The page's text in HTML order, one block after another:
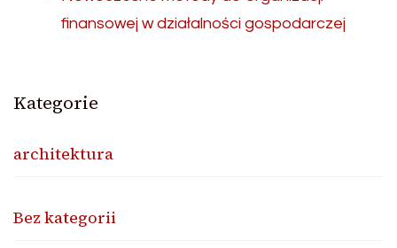
finansowej w działalności gospodarczej
Kategorie
architektura
Bez kategorii